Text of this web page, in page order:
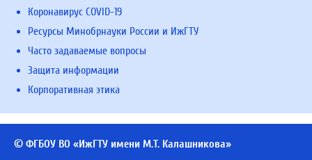
Коронавирус COVID-19
Ресурсы Минобрнауки России и ИжГТУ
Часто задаваемые вопросы
Защита информации
Корпоративная этика
© ФГБОУ ВО «ИжГТУ имени М.Т. Калашникова»